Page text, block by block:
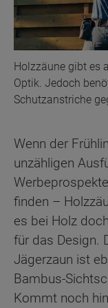
Holzzäune gibt es
Optik. Jedoch
Schutzanstriche
Wenn der
unzähligen
finden –
es bei Holz
für das Design.
Jägerzaun ist
Bambus-
Kommt noch